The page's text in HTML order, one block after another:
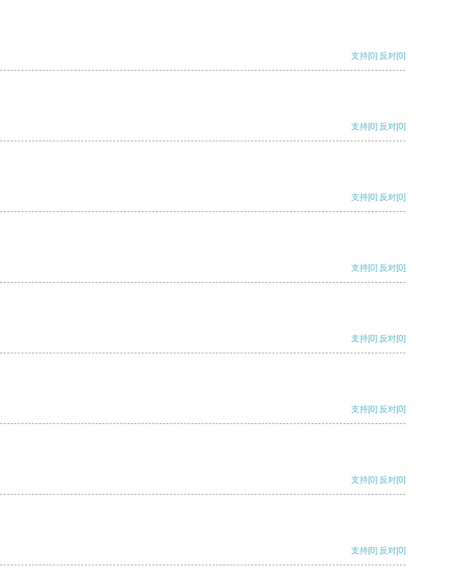
支持[0] 反对[0]
支持[0] 反对[0]
支持[0] 反对[0]
支持[0] 反对[0]
支持[0] 反对[0]
支持[0] 反对[0]
支持[0] 反对[0]
支持[0] 反对[0]